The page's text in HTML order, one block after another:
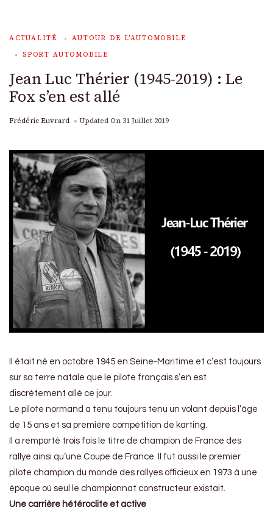
ACTUALITÉ
AUTOUR DE L'AUTOMOBILE
SPORT AUTOMOBILE
Jean Luc Thérier (1945-2019) : Le
Fox s’en est allé
Frédéric Euvrard Updated On 31 Juillet 2019
Il était né en octobre 1945 en Seine-Maritime et c’est toujours
sur sa terre natale que le pilote français s’en est
discrètement allé ce jour.
Le pilote normand a tenu toujours tenu un volant depuis l’âge
de 15 ans et sa première compétition de karting.
Il a remporté trois fois le titre de champion de France des
rallye ainsi qu’une Coupe de France. Il fut aussi le premier
pilote champion du monde des rallyes officieux en 1973 à une
époque où seul le championnat constructeur existait.
Une carrière hétéroclite et active